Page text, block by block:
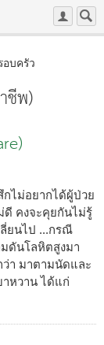
บครัว
ชีพ)
กไม่อยากได้ผู้ป่วย
ดี คงจะคุยกันไม่รู้
ลี่ยนไป ...กรณี
ดันโลหิตสูงมา
า มาตามนัดและ
หวาน ได้แก่